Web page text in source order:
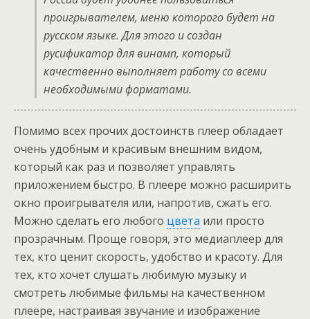
проигрывателем, меню которого будет на
русском языке. Для этого и создан
русификатор для винамп, который
качественно выполняет работу со всеми
необходимыми форматами.
Помимо всех прочих достоинств плеер обладает
очень удобным и красивым внешним видом,
который как раз и позволяет управлять
приложением быстро. В плеере можно расширить
окно проигрывателя или, напротив, сжать его.
Можно сделать его любого цвета или просто
прозрачным. Проще говоря, это медиаплеер для
тех, кто ценит скорость, удобство и красоту. Для
тех, кто хочет слушать любимую музыку и
смотреть любимые фильмы на качественном
плеере, настраивая звучание и изображение